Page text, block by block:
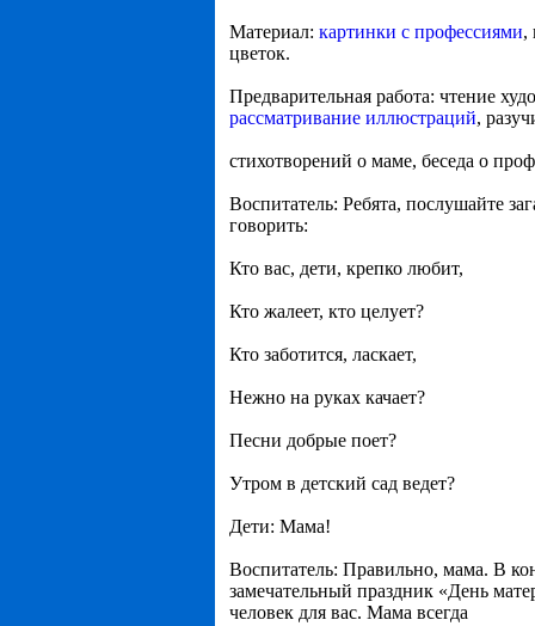
Материал: картинки с профессиями,
цветок.
Предварительная работа: чтение
рассматривание иллюстраций,
стихотворений о маме, беседа о
Воспитатель: Ребята, послушайте
говорить:
Кто вас, дети, крепко любит,
Кто жалеет, кто целует?
Кто заботится, ласкает,
Нежно на руках качает?
Песни добрые поет?
Утром в детский сад ведет?
Дети: Мама!
Воспитатель: Правильно, мама. В
замечательный праздник «День
человек для вас. Мама всегда